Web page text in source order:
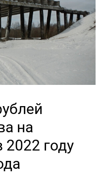
на
2022 году